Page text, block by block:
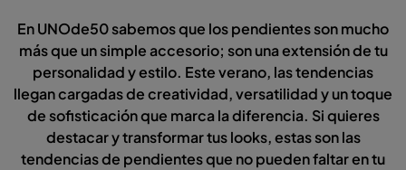
En UNOde50 sabemos que los pendientes son mucho
más que un simple accesorio; son una extensión de tu
personalidad y estilo. Este verano, las tendencias
llegan cargadas de creatividad, versatilidad y un toque
de sofisticación que marca la diferencia. Si quieres
destacar y transformar tus looks, estas son las
tendencias de pendientes que no pueden faltar en tu